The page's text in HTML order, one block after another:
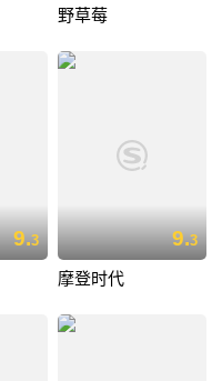
野草莓
9.3 9.3
摩登时代